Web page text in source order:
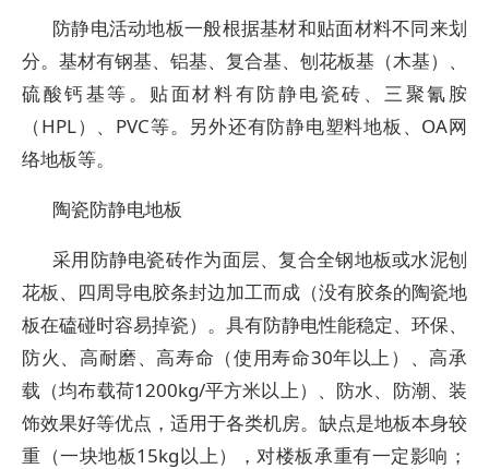
防静电活动地板一般根据基材和贴面材料不同来划
分。基材有钢基、铝基、复合基、刨花板基（木基）、
硫酸钙基等。贴面材料有防静电瓷砖、三聚氰胺
（HPL）、PVC等。另外还有防静电塑料地板、OA网
络地板等。
陶瓷防静电地板
采用防静电瓷砖作为面层、复合全钢地板或水泥刨
花板、四周导电胶条封边加工而成（没有胶条的陶瓷地
板在磕碰时容易掉瓷）。具有防静电性能稳定、环保、
防火、高耐磨、高寿命（使用寿命30年以上）、高承
载（均布载荷1200kg/平方米以上）、防水、防潮、装
饰效果好等优点，适用于各类机房。缺点是地板本身较
重（一块地板15kg以上），对楼板承重有一定影响；